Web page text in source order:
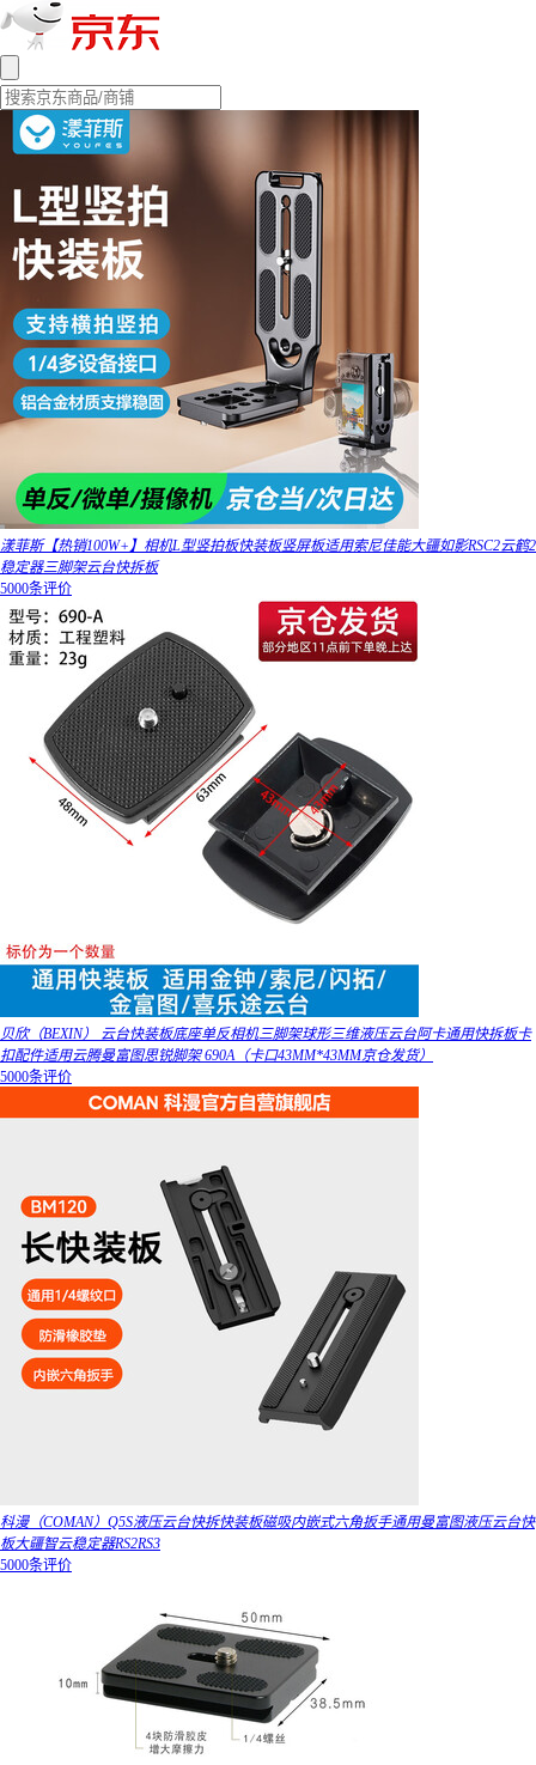
漾菲斯【热销100W+】相机L型竖拍板快装板竖屏板适用索尼佳能大疆如影RSC2云鹤2
稳定器三脚架云台快拆板
5000条评价
贝欣（BEXIN） 云台快装板底座单反相机三脚架球形三维液压云台阿卡通用快拆板卡
扣配件适用云腾曼富图思锐脚架 690A（卡口43MM*43MM京仓发货）
5000条评价
科漫（COMAN）Q5S液压云台快拆快装板磁吸内嵌式六角扳手通用曼富图液压云台快
板大疆智云稳定器RS2RS3
5000条评价